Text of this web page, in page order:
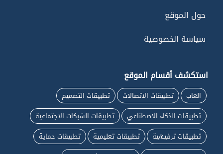
حول الموقع
سياسة الخصوصية
استكشف أقسام الموقع
العاب تطبيقات الاتصالات
تطبيقات التصميم
تطبيقات الذكاء الاصطناعي
تطبيقات الشبكات الاجتماعية
تطبيقات ترفيهية
تطبيقات تعليمية
تطبيقات حماية